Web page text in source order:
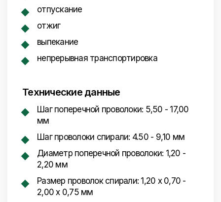
отпускание
отжиг
выпекание
непрерывная транспортировка
Технические данные
Шаг поперечной проволоки: 5,50 - 17,00
мм
Шаг проволоки спирали: 4.50 - 9,10 мм
Диаметр поперечной проволоки: 1,20 -
2,20 мм
Размер проволок спирали: 1,20 x 0,70 -
2,00 x 0,75 мм